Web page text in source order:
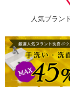
人気ブラン